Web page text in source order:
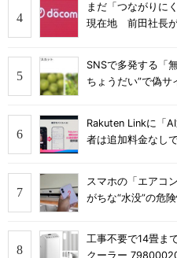
まだ「つながりに
現在地 前田社長
SNSで多発する「
ちょうだい”で偽サ
Rakuten Linkに「
者は追加料金なし
スマホの「エアコ
がちな“水没”の危
工事不要で14畳ま
クーラー